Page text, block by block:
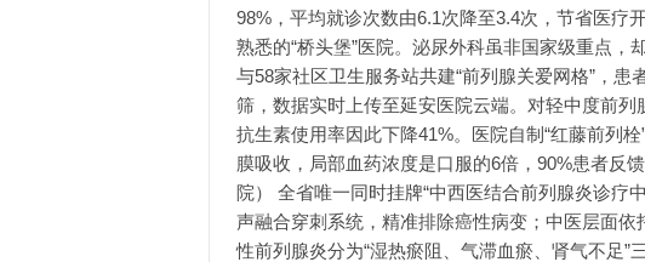
98%，平均就诊次数由6.1次降至3.4次，节省医疗
熟悉的“桥头堡”医院。泌尿外科虽非国家级重点，
与58家社区卫生服务站共建“前列腺关爱网格”，
筛，数据实时上传至延安医院云端。对轻中度前列
抗生素使用率因此下降41%。医院自制“红藤前列
膜吸收，局部血药浓度是口服的6倍，90%患者反
院） 全省唯一同时挂牌“中西医结合前列腺炎诊疗
声融合穿刺系统，精准排除癌性病变；中医层面
性前列腺炎分为“湿热瘀阻、气滞血瘀、肾气不足”